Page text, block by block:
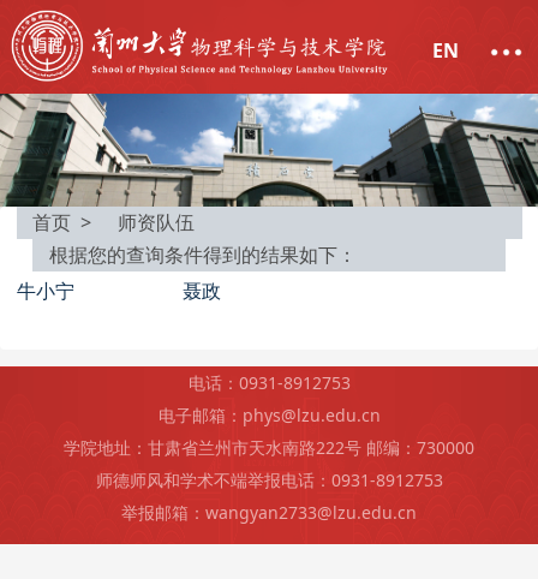
EN
首页 >
师资队伍
根据您的查询条件得到的结果如下：
牛小宁
聂政
电话：0931-8912753
电子邮箱：phys@lzu.edu.cn
学院地址：甘肃省兰州市天水南路222号 邮编：730000
师德师风和学术不端举报电话：0931-8912753
举报邮箱：wangyan2733@lzu.edu.cn